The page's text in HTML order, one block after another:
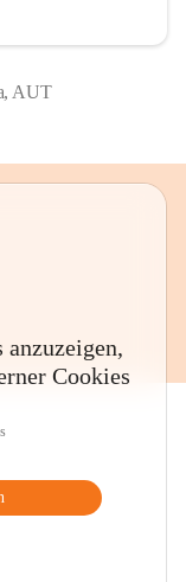
AUT
Cookies